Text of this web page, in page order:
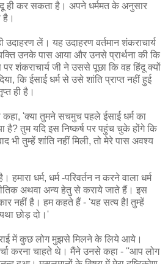
ही कर सकता है। अपने धर्ममत के अनुसार
है।
उदाहरण लें। यह उदाहरण वर्तमान शंकराचार्य
उनके पास आया और उनसे प्रार्थना की कि
शंकराचार्य जी ने उससे पूछा कि वह हिंदू क्यों
कि ईसाई धर्म से उसे शांति प्राप्त नहीं हुई
ही है।
'क्या तुमने सचमुच पहले ईसाई धर्म का
है? तुम यदि इस निष्कर्ष पर पहुंच चुके होंगे कि
भी तुम्हें शांति नहीं मिली, तो मेरे पास अवश्य
हमारा धर्म, धर्म -परिवर्तन न करने वाला धर्म
अथवा अन्य हेतु से कराये जाते हैं। इस
नहीं है। हम कहते हैं - 'यह सत्य है! तुम्हें
छोड़ दो।'
में कुछ लोग मुझसे मिलने के लिये आये।
करना चाहते थे। मैंने उनसे कहा - ''आप लोग